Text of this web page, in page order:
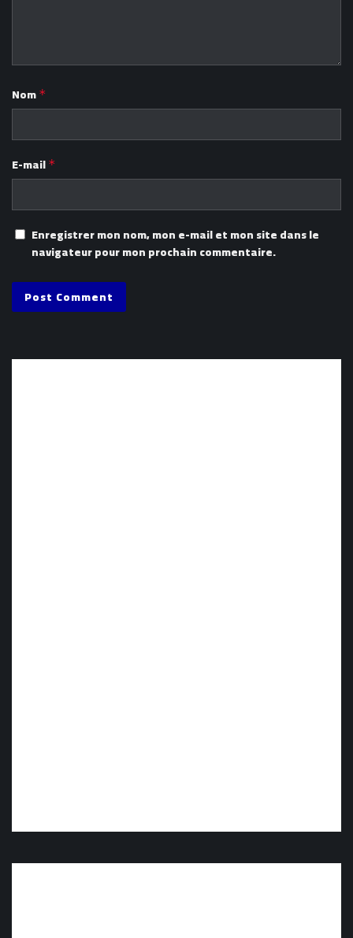
Nom *
E-mail *
Enregistrer mon nom, mon e-mail et mon site dans le
navigateur pour mon prochain commentaire.